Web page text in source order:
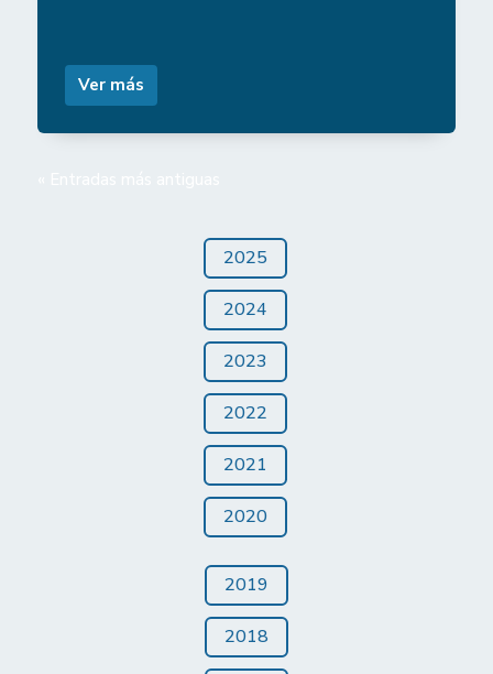
Ver más
2025
2024
2023
2022
2021
2020
2019
2018